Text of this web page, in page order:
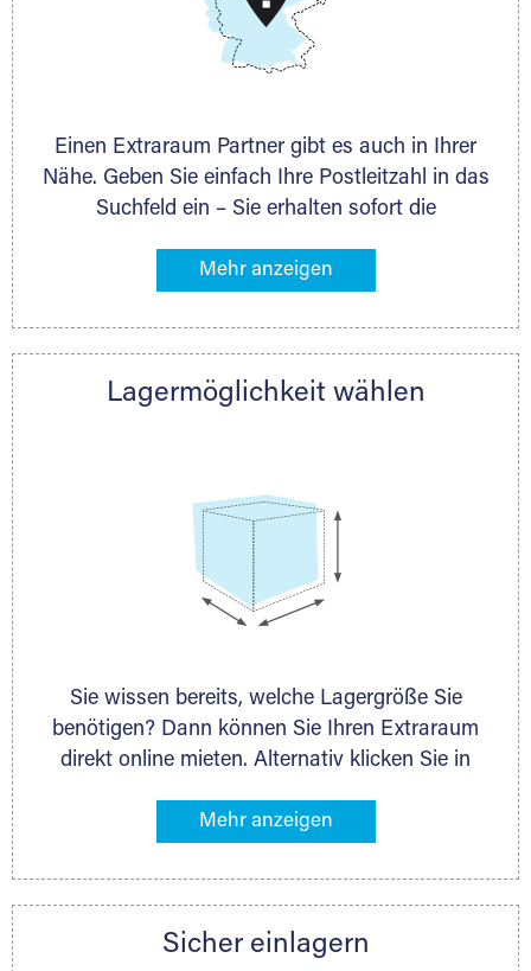
www.dmg-ag.com
Einen Extraraum Partner gibt es auch in Ihrer
Nähe. Geben Sie einfach Ihre Postleitzahl in das
Suchfeld ein – Sie erhalten sofort die
Lagermöglichkeiten in Ihrer Nähe. An zahlreichen
direkt online mieten. Gibt es Extraraum noch
nächstgelegenen Partner und besprechen alles
Lagermöglichkeit wählen
Sie wissen bereits, welche Lagergröße Sie
benötigen? Dann können Sie Ihren Extraraum
direkt online mieten. Alternativ klicken Sie in
Gegenstände an, die Sie einlagern möchten –
ermittelt. Natürlich steht Ihnen Ihr Extraraum
persönlich hinsichtlich Lagervolumen und zu
Sicher einlagern